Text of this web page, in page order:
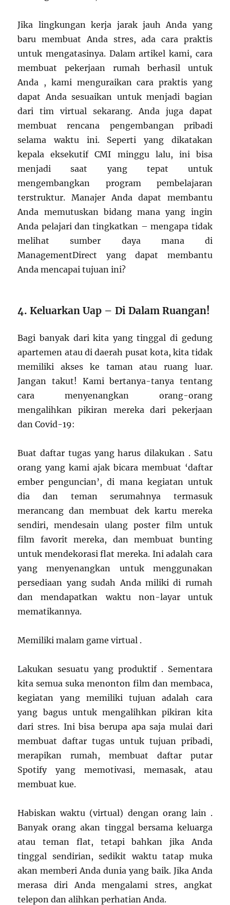
Jika lingkungan kerja jarak jauh Anda yang
baru membuat Anda stres, ada cara praktis
untuk mengatasinya. Dalam artikel kami, cara
membuat pekerjaan rumah berhasil untuk
Anda , kami menguraikan cara praktis yang
dapat Anda sesuaikan untuk menjadi bagian
dari tim virtual sekarang. Anda juga dapat
membuat rencana pengembangan pribadi
selama waktu ini. Seperti yang dikatakan
kepala eksekutif CMI minggu lalu, ini bisa
menjadi saat yang tepat untuk
mengembangkan program pembelajaran
terstruktur. Manajer Anda dapat membantu
Anda memutuskan bidang mana yang ingin
Anda pelajari dan tingkatkan – mengapa tidak
melihat sumber daya mana di
ManagementDirect yang dapat membantu
Anda mencapai tujuan ini?
4. Keluarkan Uap – Di Dalam Ruangan!
Bagi banyak dari kita yang tinggal di gedung
apartemen atau di daerah pusat kota, kita tidak
memiliki akses ke taman atau ruang luar.
Jangan takut! Kami bertanya-tanya tentang
cara menyenangkan orang-orang
mengalihkan pikiran mereka dari pekerjaan
dan Covid-19:
Buat daftar tugas yang harus dilakukan . Satu
orang yang kami ajak bicara membuat ‘daftar
ember penguncian’, di mana kegiatan untuk
dia dan teman serumahnya termasuk
merancang dan membuat dek kartu mereka
sendiri, mendesain ulang poster film untuk
film favorit mereka, dan membuat bunting
untuk mendekorasi flat mereka. Ini adalah cara
yang menyenangkan untuk menggunakan
persediaan yang sudah Anda miliki di rumah
dan mendapatkan waktu non-layar untuk
mematikannya.
Memiliki malam game virtual .
Lakukan sesuatu yang produktif . Sementara
kita semua suka menonton film dan membaca,
kegiatan yang memiliki tujuan adalah cara
yang bagus untuk mengalihkan pikiran kita
dari stres. Ini bisa berupa apa saja mulai dari
membuat daftar tugas untuk tujuan pribadi,
merapikan rumah, membuat daftar putar
Spotify yang memotivasi, memasak, atau
membuat kue.
Habiskan waktu (virtual) dengan orang lain .
Banyak orang akan tinggal bersama keluarga
atau teman flat, tetapi bahkan jika Anda
tinggal sendirian, sedikit waktu tatap muka
akan memberi Anda dunia yang baik. Jika Anda
merasa diri Anda mengalami stres, angkat
telepon dan alihkan perhatian Anda.